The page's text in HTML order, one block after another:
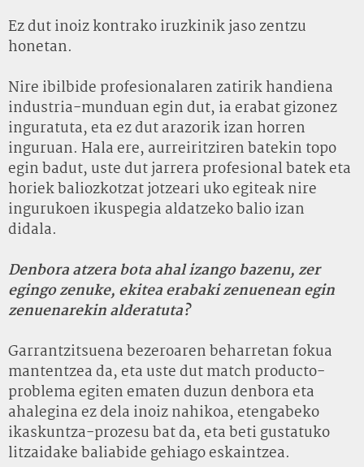
Ez dut inoiz kontrako iruzkinik jaso zentzu
honetan.
Nire ibilbide profesionalaren zatirik handiena
industria-munduan egin dut, ia erabat gizonez
inguratuta, eta ez dut arazorik izan horren
inguruan. Hala ere, aurreiritziren batekin topo
egin badut, uste dut jarrera profesional batek eta
horiek baliozkotzat jotzeari uko egiteak nire
ingurukoen ikuspegia aldatzeko balio izan
didala.
Denbora atzera bota ahal izango bazenu, zer
egingo zenuke, ekitea erabaki zenuenean egin
zenuenarekin alderatuta?
Garrantzitsuena bezeroaren beharretan fokua
mantentzea da, eta uste dut match producto-
problema egiten ematen duzun denbora eta
ahalegina ez dela inoiz nahikoa, etengabeko
ikaskuntza-prozesu bat da, eta beti gustatuko
litzaidake baliabide gehiago eskaintzea.